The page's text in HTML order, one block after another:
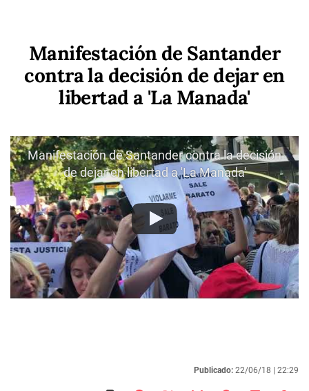
Manifestación de Santander
contra la decisión de dejar en
libertad a 'La Manada'
Manifestación de Santander contra la decisión
de dejar en libertad a 'La Manada'
22/06/18 | 22:29